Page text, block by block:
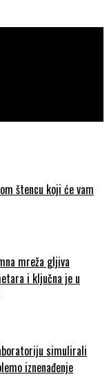
štencu koji će vam
mreža gljiva
i ključna je u
simulirali
iznenađenje